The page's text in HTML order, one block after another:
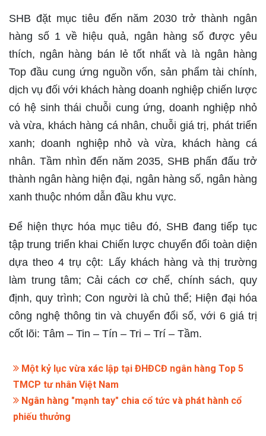
SHB đặt mục tiêu đến năm 2030 trở thành ngân
hàng số 1 về hiệu quả, ngân hàng số được yêu
thích, ngân hàng bán lẻ tốt nhất và là ngân hàng
Top đầu cung ứng nguồn vốn, sản phẩm tài chính,
dịch vụ đối với khách hàng doanh nghiệp chiến lược
có hệ sinh thái chuỗi cung ứng, doanh nghiệp nhỏ
và vừa, khách hàng cá nhân, chuỗi giá trị, phát triển
xanh; doanh nghiệp nhỏ và vừa, khách hàng cá
nhân. Tầm nhìn đến năm 2035, SHB phấn đấu trở
thành ngân hàng hiện đại, ngân hàng số, ngân hàng
xanh thuộc nhóm dẫn đầu khu vực.
Để hiện thực hóa mục tiêu đó, SHB đang tiếp tục
tập trung triển khai Chiến lược chuyển đổi toàn diện
dựa theo 4 trụ cột: Lấy khách hàng và thị trường
làm trung tâm; Cải cách cơ chế, chính sách, quy
định, quy trình; Con người là chủ thể; Hiện đại hóa
công nghệ thông tin và chuyển đổi số, với 6 giá trị
cốt lõi: Tâm – Tin – Tín – Tri – Trí – Tầm.
Một kỷ lục vừa xác lập tại ĐHĐCĐ ngân hàng Top 5
TMCP tư nhân Việt Nam
Ngân hàng "mạnh tay" chia cổ tức và phát hành cổ
phiếu thưởng